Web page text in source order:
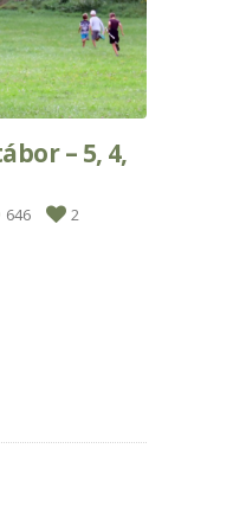
– 5, 4,
646 2